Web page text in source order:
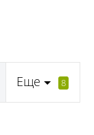
Еще 8